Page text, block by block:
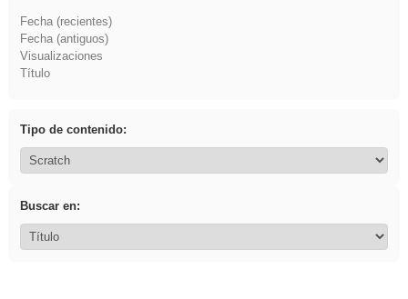
Fecha (recientes)
Fecha (antiguos)
Visualizaciones
Título
Tipo de contenido:
Buscar en: